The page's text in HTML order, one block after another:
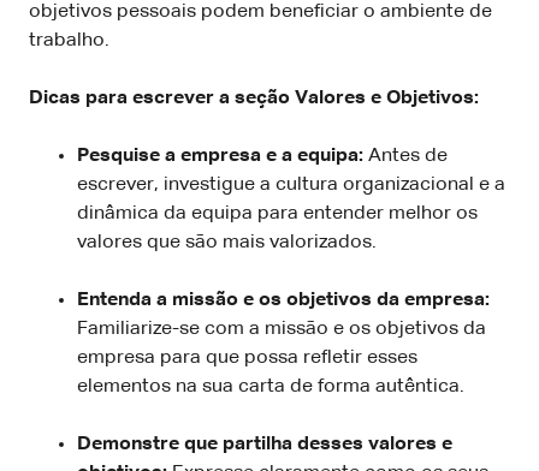
objetivos pessoais podem beneficiar o ambiente de
trabalho.
Dicas para escrever a seção Valores e Objetivos:
Pesquise a empresa e a equipa: Antes de
escrever, investigue a cultura organizacional e a
dinâmica da equipa para entender melhor os
valores que são mais valorizados.
Entenda a missão e os objetivos da empresa:
Familiarize-se com a missão e os objetivos da
empresa para que possa refletir esses
elementos na sua carta de forma autêntica.
Demonstre que partilha desses valores e